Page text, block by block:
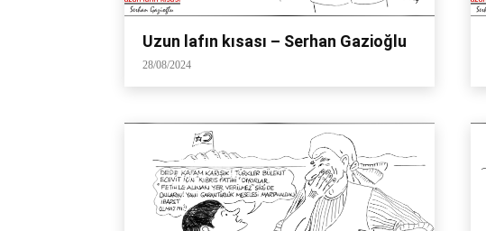
Uzun lafın kısası – Serhan Gazioğlu
28/08/2024